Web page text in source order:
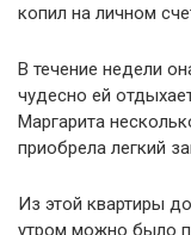
копил на личном
В течение недели
чудесно ей
Маргарита
приобрела легкий
Из этой квартиры
утром можно было